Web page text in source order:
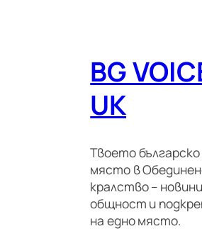
BG
UK
Твоето българско
място в
кралство –
общност и
на едно място.